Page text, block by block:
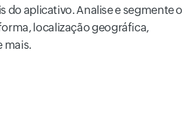
do aplicativo. Analise e segmente o
localização geográfica,
mais.